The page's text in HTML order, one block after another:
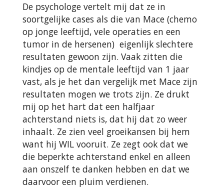
De psychologe vertelt mij dat ze in
soortgelijke cases als die van Mace (chemo
op jonge leeftijd, vele operaties en een
tumor in de hersenen) eigenlijk slechtere
resultaten gewoon zijn. Vaak zitten die
kindjes op de mentale leeftijd van 1 jaar
vast, als je het dan vergelijk met Mace zijn
resultaten mogen we trots zijn. Ze drukt
mij op het hart dat een halfjaar
achterstand niets is, dat hij dat zo weer
inhaalt. Ze zien veel groeikansen bij hem
want hij WIL vooruit. Ze zegt ook dat we
die beperkte achterstand enkel en alleen
aan onszelf te danken hebben en dat we
daarvoor een pluim verdienen.